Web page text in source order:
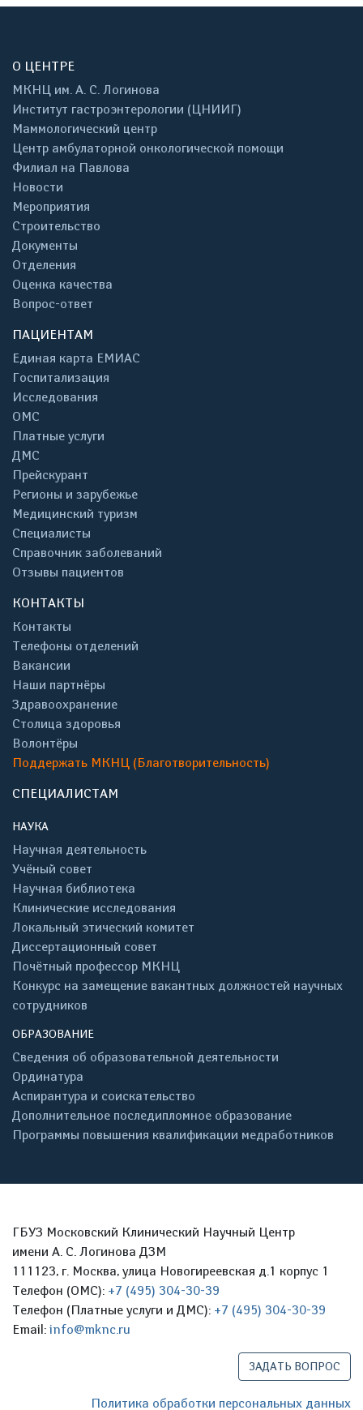
О ЦЕНТРЕ
МКНЦ им. А. С. Логинова
Институт гастроэнтерологии (ЦНИИГ)
Маммологический центр
Центр амбулаторной онкологической помощи
Филиал на Павлова
Новости
Мероприятия
Строительство
Документы
Отделения
Оценка качества
Вопрос-ответ
ПАЦИЕНТАМ
Единая карта ЕМИАС
Госпитализация
Исследования
ОМС
Платные услуги
ДМС
Прейскурант
Регионы и зарубежье
Медицинский туризм
Специалисты
Справочник заболеваний
Отзывы пациентов
КОНТАКТЫ
Контакты
Телефоны отделений
Вакансии
Наши партнёры
Здравоохранение
Столица здоровья
Волонтёры
Поддержать МКНЦ (Благотворительность)
СПЕЦИАЛИСТАМ
НАУКА
Научная деятельность
Учёный совет
Научная библиотека
Клинические исследования
Локальный этический комитет
Диссертационный совет
Почётный профессор МКНЦ
Конкурс на замещение вакантных должностей научных
сотрудников
ОБРАЗОВАНИЕ
Сведения об образовательной деятельности
Ординатура
Аспирантура и соискательство
Дополнительное последипломное образование
Программы повышения квалификации медработников
ГБУЗ Московский Клинический Научный Центр
имени А. С. Логинова ДЗМ
111123, г. Москва, улица Новогиреевская д.1 корпус 1
Телефон (ОМС): +7 (495) 304-30-39
Телефон (Платные услуги и ДМС): +7 (495) 304-30-39
Email: info@mknc.ru
ЗАДАТЬ ВОПРОС
Политика обработки персональных данных